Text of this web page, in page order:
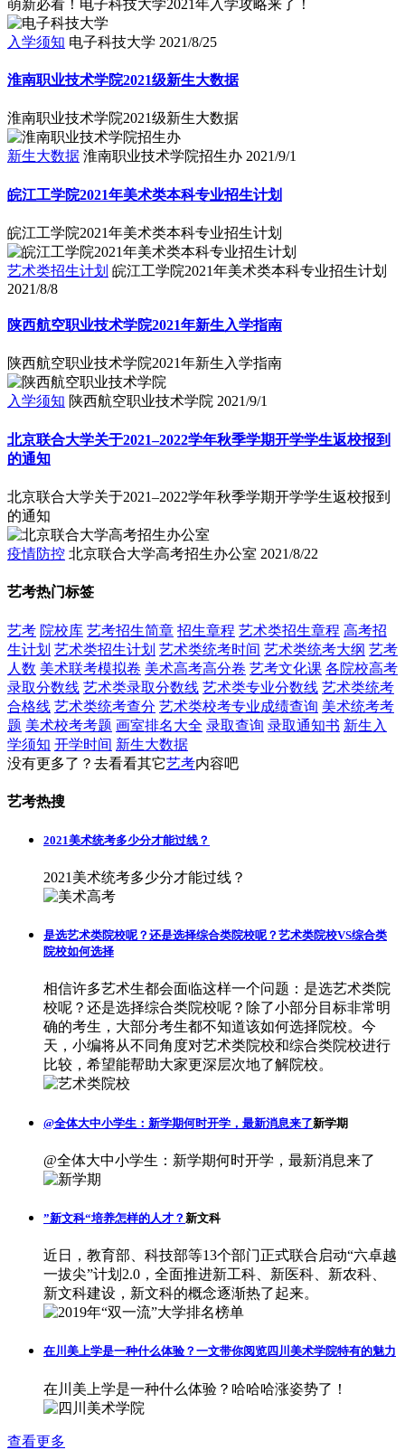
萌新必看！电子科技大学2021年入学攻略来了！
入学须知 电子科技大学 2021/8/25
淮南职业技术学院2021级新生大数据
淮南职业技术学院2021级新生大数据
新生大数据 淮南职业技术学院招生办 2021/9/1
皖江工学院2021年美术类本科专业招生计划
皖江工学院2021年美术类本科专业招生计划
艺术类招生计划 皖江工学院2021年美术类本科专业招生计划
2021/8/8
陕西航空职业技术学院2021年新生入学指南
陕西航空职业技术学院2021年新生入学指南
入学须知 陕西航空职业技术学院 2021/9/1
北京联合大学关于2021–2022学年秋季学期开学学生返校报到
的通知
北京联合大学关于2021–2022学年秋季学期开学学生返校报到
的通知
疫情防控 北京联合大学高考招生办公室 2021/8/22
艺考热门标签
艺考 院校库 艺考招生简章 招生章程 艺术类招生章程 高考招
生计划 艺术类招生计划 艺术类统考时间 艺术类统考大纲 艺考
人数 美术联考模拟卷 美术高考高分卷 艺考文化课 各院校高考
录取分数线 艺术类录取分数线 艺术类专业分数线 艺术类统考
合格线 艺术类统考查分 艺术类校考专业成绩查询 美术统考考
题 美术校考考题 画室排名大全 录取查询 录取通知书 新生入
学须知 开学时间 新生大数据
没有更多了？去看看其它艺考内容吧
艺考热搜
2021美术统考多少分才能过线？
2021美术统考多少分才能过线？
是选艺术类院校呢？还是选择综合类院校呢？艺术类院校VS综合类
院校如何选择
相信许多艺术生都会面临这样一个问题：是选艺术类院
校呢？还是选择综合类院校呢？除了小部分目标非常明
确的考生，大部分考生都不知道该如何选择院校。今
天，小编将从不同角度对艺术类院校和综合类院校进行
比较，希望能帮助大家更深层次地了解院校。
@全体大中小学生：新学期何时开学，最新消息来了新学期
@全体大中小学生：新学期何时开学，最新消息来了
”新文科“培养怎样的人才？ 新文科
近日，教育部、科技部等13个部门正式联合启动“六卓越
一拔尖”计划2.0，全面推进新工科、新医科、新农科、
新文科建设，新文科的概念逐渐热了起来。
在川美上学是一种什么体验？一文带你阅览四川美术学院特有的魅力
在川美上学是一种什么体验？哈哈哈涨姿势了！
查看更多